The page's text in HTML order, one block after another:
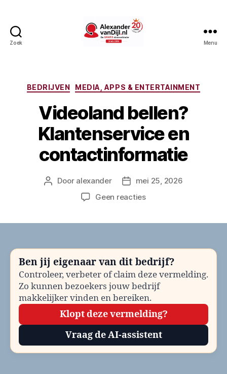
Zoek Menu
Categorieën
BEDRIJVEN MEDIA, APPS & ENTERTAINMENT
Videoland bellen?
Klantenservice en
contactinformatie
Berichtauteur
Door alexander Berichtdatum
mei 25, 2026
Geen reactiesop
contactinformatie
Ben jij eigenaar van dit bedrijf?
Controleer, verbeter of claim deze vermelding.
Zo kunnen bezoekers jouw bedrijf
makkelijker vinden en bereiken.
Klopt deze vermelding?
Vraag de AI-assistent